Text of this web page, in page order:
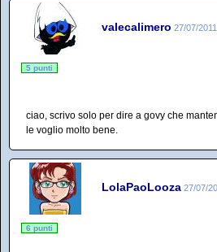
valecalimero 27/07/
5 punti
ciao, scrivo solo per dire a govy che
le voglio molto bene.
LolaPaoLooza 27/07/
6 punti